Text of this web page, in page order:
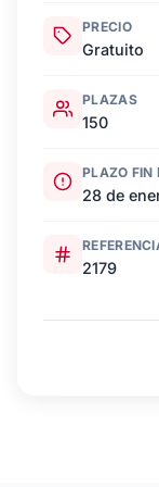
PRECIO
Gratuito
PLAZAS
150
PLAZO FIN
28 de
2179